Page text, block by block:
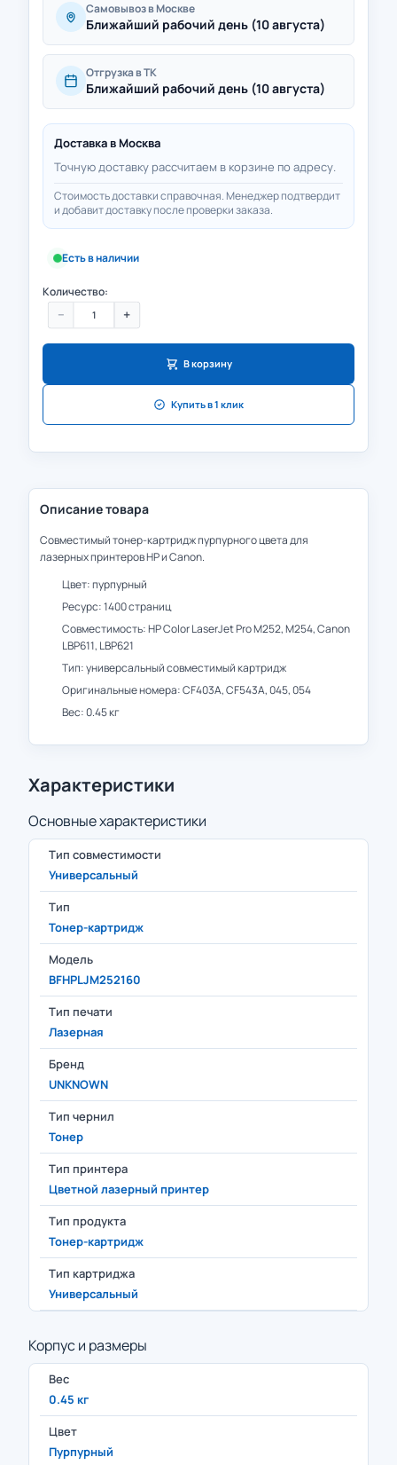
Самовывоз в Москве
Ближайший рабочий день (10 августа)
Отгрузка в ТК
Ближайший рабочий день (10 августа)
Доставка в Москва
Точную доставку рассчитаем в корзине по адресу.
Стоимость доставки справочная. Менеджер подтвердит
и добавит доставку после проверки заказа.
Есть в наличии
Количество:
− +
В корзину
Купить в 1 клик
Описание товара
Совместимый тонер-картридж пурпурного цвета для
лазерных принтеров HP и Canon.
Цвет: пурпурный
Ресурс: 1400 страниц
Совместимость: HP Color LaserJet Pro M252, M254, Canon
LBP611, LBP621
Тип: универсальный совместимый картридж
Оригинальные номера: CF403A, CF543A, 045, 054
Вес: 0.45 кг
Характеристики
Основные характеристики
Тип совместимости
Универсальный
Тип
Тонер-картридж
Модель
BFHPLJM252160
Тип печати
Лазерная
Бренд
UNKNOWN
Тип чернил
Тонер
Тип принтера
Цветной лазерный принтер
Тип продукта
Тонер-картридж
Тип картриджа
Универсальный
Корпус и размеры
Вес
0.45 кг
Цвет
Пурпурный